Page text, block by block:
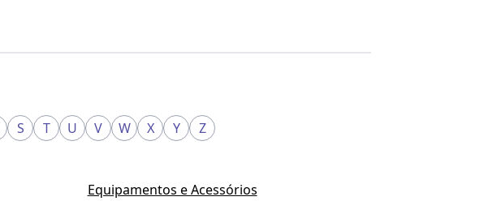
S T U V W X Y Z
Equipamentos e Acessórios